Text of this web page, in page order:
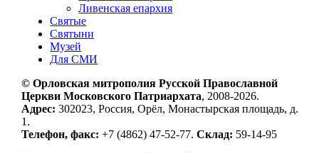
Ливенская епархия
Святые
Святыни
Музей
Для СМИ
© Орловская митрополия Русской Православной
Церкви Московского Патриархата, 2008-2026.
Адрес: 302023, Россия, Орёл, Монастырская площадь, д.
1.
Телефон, факс: +7 (4862) 47-52-77.Склад: 59-14-95